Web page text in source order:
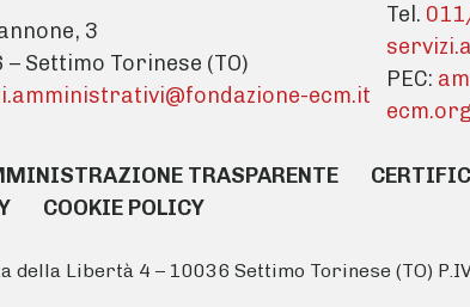
3
– Settimo Torinese (TO)
ecm.it
Tel.
PEC:
ecm.org
TRASPARENTE
COOKIE POLICY
Libertà 4 – 10036 Settimo Torinese (TO)